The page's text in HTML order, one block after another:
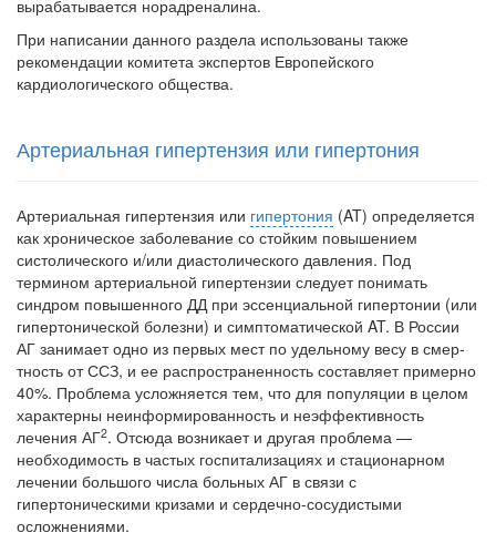
бесплатно, в течении всего срока лечения...
вырабатывается норадреналина.
При написании данного раздела использованы также
рекомендации комитета экспертов Европейс­кого
кардиологического общества.
Артериальная гипертензия или гипертония
Артериальная гипертензия или гипертония (AT) определяется
как хроническое заболевание со стойким повышением
систолического и/или диастолического давления. Под
термином артериальной гипер­тензии следует понимать
синдром повышенного ДД при эссенциальной гипертонии (или
гипертонической болезни) и симптоматической AT. В России
АГ занимает одно из первых мест по удельному весу в смер­
тность от ССЗ, и ее распространенность составляет примерно
40%. Проблема усложняется тем, что для популяции в целом
характерны не­информированность и неэффективность
лечения АГ2. Отсюда возникает и другая проблема —
необходимость в частых госпитализациях и стацио­нарном
лечении большого числа больных АГ в связи с
гипертоническими кризами и сердечно-сосудистыми
осложнениями.